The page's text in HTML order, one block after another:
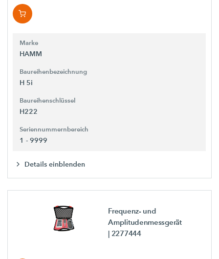
Marke
HAMM
Baureihenbezeichnung
H 5i
Baureihenschlüssel
H222
Seriennummernbereich
1 - 9999
Details einblenden
Frequenz- und
Amplitudenmessgerät
| 2277444